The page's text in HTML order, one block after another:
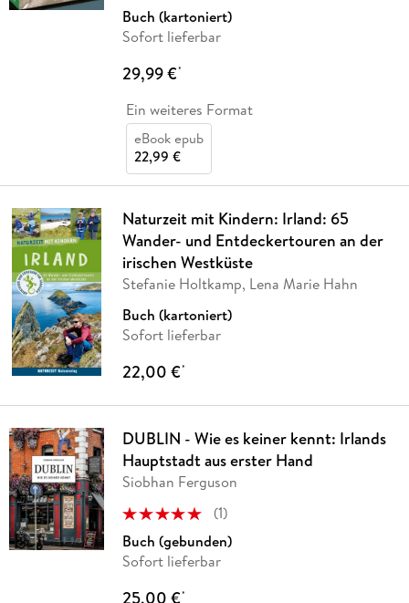
Buch (kartoniert)
Sofort lieferbar
29,99 €*
Ein weiteres Format
eBook epub
22,99 €
Naturzeit mit Kindern: Irland: 65
Wander- und Entdeckertouren an der
irischen Westküste
Stefanie Holtkamp, Lena Marie Hahn
Buch (kartoniert)
Sofort lieferbar
22,00 €*
DUBLIN - Wie es keiner kennt: Irlands
Hauptstadt aus erster Hand
Siobhan Ferguson
(1)
Buch (gebunden)
Sofort lieferbar
25,00 €*